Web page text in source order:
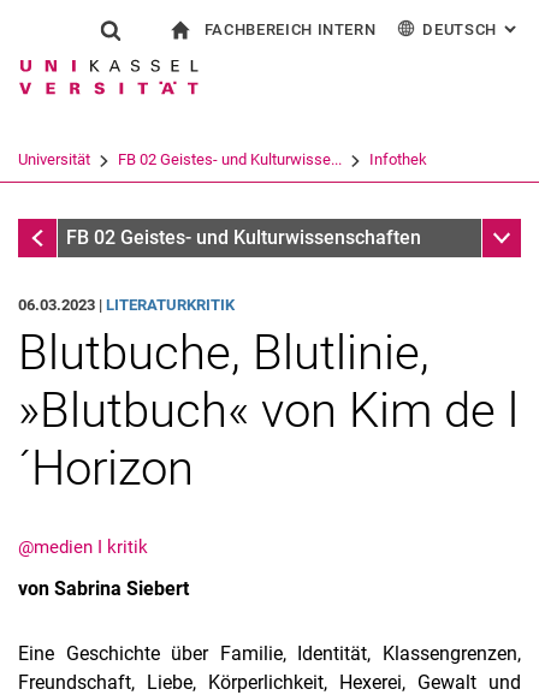
Springe direkt zu: Inhalt
Springe direkt zu: Suche
Springe direkt zu:
Suchformular
Suchbegriff
Suchen (öffnet externen Link in einem
FACHBEREICH INTERN DEUTSCH :
Universität FB 02 Geistes- und Kulturwisse... Infothek
InfothekFB 02 Geistes- und Kulturwissenschaften
06.03.2023 | LITERATURKRITIK
Blutbuche, Blutlinie,
»Blutbuch« von Kim de l
´Horizon
@medien I kritik
von Sabrina Siebert
Eine Geschichte über Familie, Identität, Klassengrenzen,
Freundschaft, Liebe, Körperlichkeit, Hexerei, Gewalt und